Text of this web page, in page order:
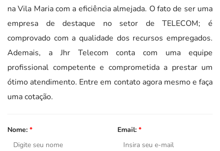
na Vila Maria com a eficiência almejada. O fato de ser uma
empresa de destaque no setor de TELECOM; é
comprovado com a qualidade dos recursos empregados.
Ademais, a Jhr Telecom conta com uma equipe
profissional competente e comprometida a prestar um
ótimo atendimento. Entre em contato agora mesmo e faça
uma cotação.
Nome: * Email: *